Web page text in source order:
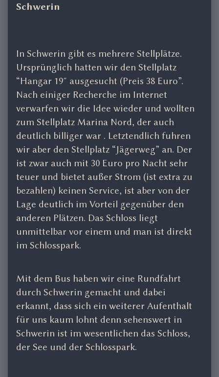
Schwerin
In Schwerin gibt es mehrere Stellplätze.
Ursprünglich hatten wir den Stellplatz
“Hangar 19″ ausgesucht (Preis 38 Euro”.
Nach einiger Recherche im Internet
verwarfen wir die Idee wieder und wollten
zum Stellplatz Marina Nord, der auch
deutlich billiger war . Letztendlich fuhren
wir aber den Stellplatz “Jägerweg” an. Der
ist zwar auch mit 30 Euro pro Nacht sehr
teuer und bietet außer Strom (ist extra zu
bezahlen) keinen Service, ist aber von der
Lage deutlich im Vorteil gegenüber den
anderen Plätzen. Das Schloss liegt
unmittelbar vor einem und man ist direkt
im Schlosspark.
Mit dem Bus haben wir eine Rundfahrt
durch Schwerin gemacht und dabei
erkannt, dass sich ein weiterer Aufenthalt
für uns kaum lohnt denn sehenswert in
Schwerin ist im wesentlichen das Schloss,
der See und der Schlosspark.